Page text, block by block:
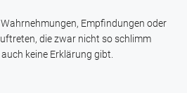
Empfindungen oder
die zwar nicht so schlimm
keine Erklärung gibt.